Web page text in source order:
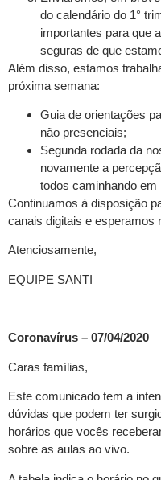
do calendário do 1°
importantes para que
seguras de que
Além disso, estamos
próxima semana:
Guia de orientações
não presenciais;
Segunda rodada da
novamente a
todos caminhando
Continuamos à disposição
canais digitais e esperamos
Atenciosamente,
EQUIPE SANTI
Coronavírus – 07/04/2020
Caras famílias,
Este comunicado tem a
dúvidas que podem ter
horários que vocês
sobre as aulas ao vivo.